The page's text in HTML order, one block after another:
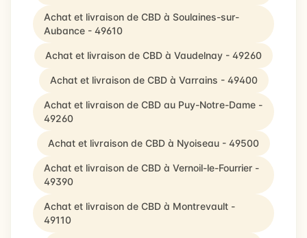
Achat et livraison de CBD à Soulaines-sur-
Aubance - 49610
Achat et livraison de CBD à Vaudelnay - 49260
Achat et livraison de CBD à Varrains - 49400
Achat et livraison de CBD au Puy-Notre-Dame -
49260
Achat et livraison de CBD à Nyoiseau - 49500
Achat et livraison de CBD à Vernoil-le-Fourrier -
49390
Achat et livraison de CBD à Montrevault -
49110